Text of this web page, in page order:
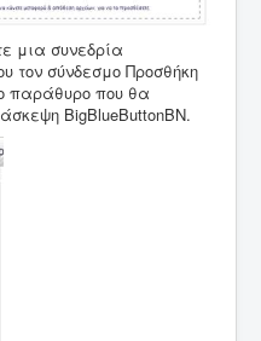
μια συνεδρία
τον σύνδεσμο Προσθήκη
παράθυρο που θα
BigBlueButtonBN.